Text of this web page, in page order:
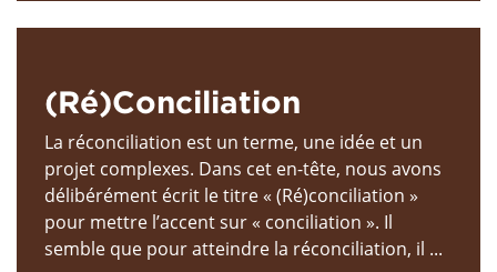
(Ré)Conciliation
La réconciliation est un terme, une idée et un
projet complexes. Dans cet en-tête, nous avons
délibérément écrit le titre « (Ré)conciliation »
pour mettre l’accent sur « conciliation ». Il
semble que pour atteindre la réconciliation, il ...